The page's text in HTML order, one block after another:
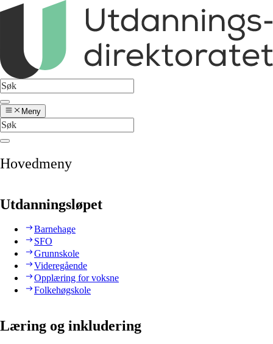
Meny
Hovedmeny
Utdanningsløpet
Barnehage
SFO
Grunnskole
Videregående
Opplæring for voksne
Folkehøgskole
Læring og inkludering